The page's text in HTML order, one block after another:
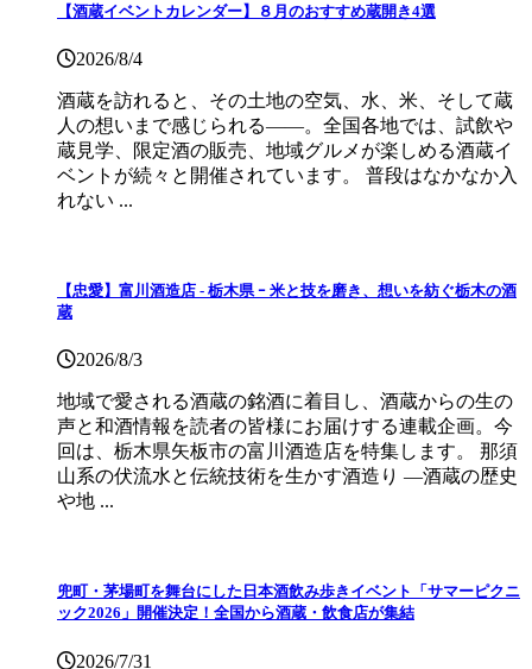
【酒蔵イベントカレンダー】８月のおすすめ蔵開き4選
2026/8/4
酒蔵を訪れると、その土地の空気、水、米、そして蔵
人の想いまで感じられる——。全国各地では、試飲や
蔵見学、限定酒の販売、地域グルメが楽しめる酒蔵イ
ベントが続々と開催されています。 普段はなかなか入
れない ...
【忠愛】富川酒造店 ‐ 栃木県 ｰ 米と技を磨き、想いを紡ぐ栃木の酒
蔵
2026/8/3
地域で愛される酒蔵の銘酒に着目し、酒蔵からの生の
声と和酒情報を読者の皆様にお届けする連載企画。今
回は、栃木県矢板市の富川酒造店を特集します。 那須
山系の伏流水と伝統技術を生かす酒造り ―酒蔵の歴史
や地 ...
兜町・茅場町を舞台にした日本酒飲み歩きイベント「サマーピクニ
ック2026」開催決定！全国から酒蔵・飲食店が集結
2026/7/31